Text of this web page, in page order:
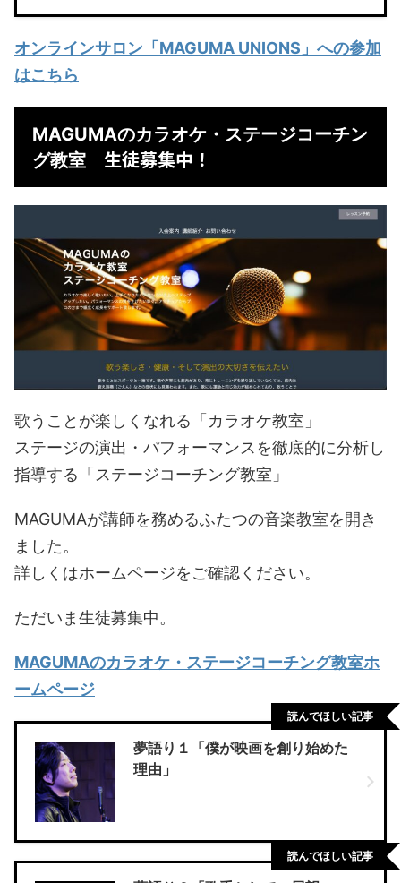
オンラインサロン「MAGUMA UNIONS」への参加
はこちら
MAGUMAのカラオケ・ステージコーチン
グ教室
生徒募集中！
歌うことが楽しくなれる「カラオケ教室」
ステージの演出・パフォーマンスを徹底的に分析し
指導する「ステージコーチング教室」
MAGUMAが講師を務めるふたつの音楽教室を開き
ました。
詳しくはホームページをご確認ください。
ただいま生徒募集中。
MAGUMAのカラオケ・ステージコーチング教室ホ
ームページ
夢語り１「僕が映画を創り始めた
理由」
読んでほしい記事
読んでほしい記事